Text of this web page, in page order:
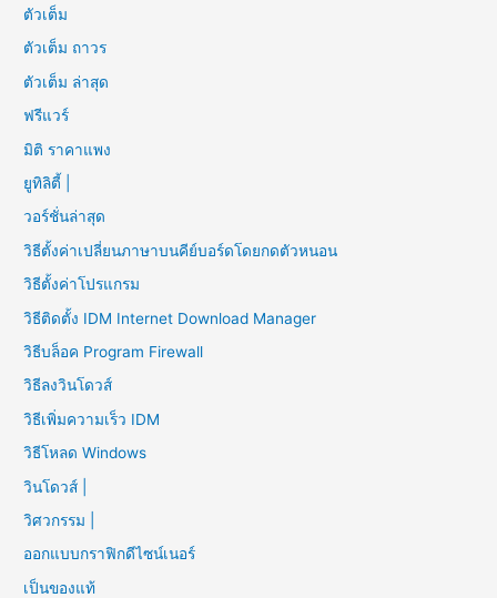
ตัวเต็ม
ตัวเต็ม ถาวร
ตัวเต็ม ล่าสุด
ฟรีแวร์
มิติ ราคาแพง
ยูทิลิตี้ |
วอร์ชั่นล่าสุด
วิธีตั้งค่าเปลี่ยนภาษาบนคีย์บอร์ดโดยกดตัวหนอน
วิธีตั้งค่าโปรแกรม
วิธีติดตั้ง IDM Internet Download Manager
วิธีบล็อค Program Firewall
วิธีลงวินโดวส์
วิธีเพิ่มความเร็ว IDM
วิธีโหลด Windows
วินโดวส์ |
วิศวกรรม |
ออกแบบกราฟิกดีไซน์เนอร์
เป็นของแท้